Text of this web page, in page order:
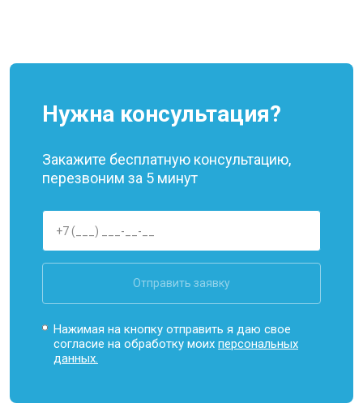
Нужна консультация?
Закажите бесплатную консультацию,
перезвоним за 5 минут
Отправить заявку
Нажимая на кнопку отправить я даю свое
согласие на обработку моихперсональных
данных.